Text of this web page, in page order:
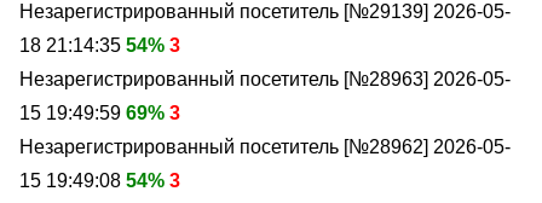
Незарегистрированный посетитель [№29139] 2026-05-
18 21:14:35 54% 3
Незарегистрированный посетитель [№28963] 2026-05-
15 19:49:59 69% 3
Незарегистрированный посетитель [№28962] 2026-05-
15 19:49:08 54% 3